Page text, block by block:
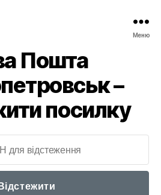
Меню
Пошта
–
посилку
Відстежити